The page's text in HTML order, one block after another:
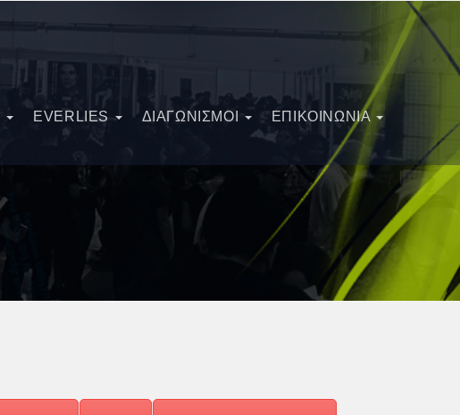
EVERLIES ΔΙΑΓΩΝΙΣΜΟΊ ΕΠΙΚΟΙΝΩΝΙΑ